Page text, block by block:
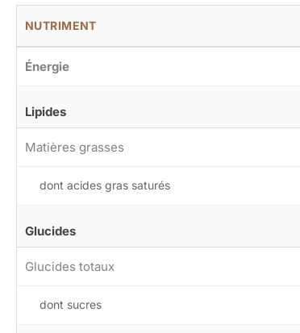
NUTRIMENT
Énergie
Lipides
Matières grasses
dont acides gras saturés
Glucides
Glucides totaux
dont sucres